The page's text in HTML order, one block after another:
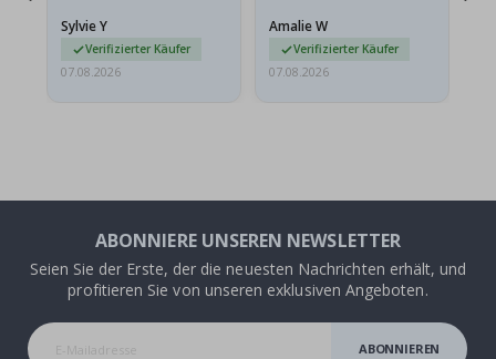
sie…
Sylvie Y
Verifizierter Käufer
07.08.2026
Amalie W
Verifizierter Käufer
07.08.2026
ABONNIERE UNSEREN NEWSLETTER
Seien Sie der Erste, der die neuesten Nachrichten erhält, und
profitieren Sie von unseren exklusiven Angeboten.
ABONNIEREN